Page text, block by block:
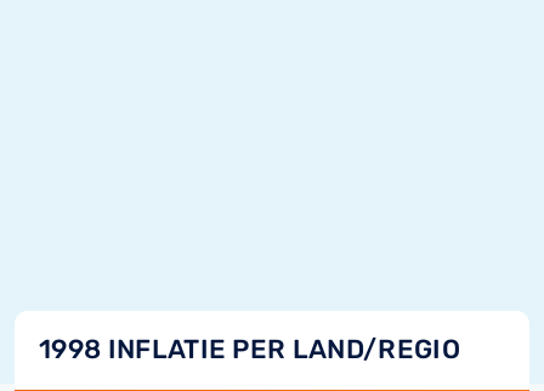
1998 INFLATIE PER LAND/REGIO